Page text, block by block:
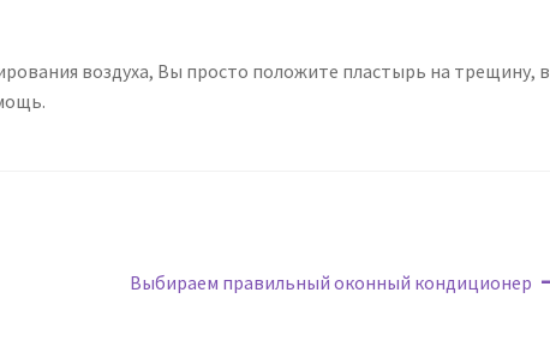
воздуха, Вы просто положите пластырь на трещину, в
Следующая
Выбираем правильный оконный кондиционер